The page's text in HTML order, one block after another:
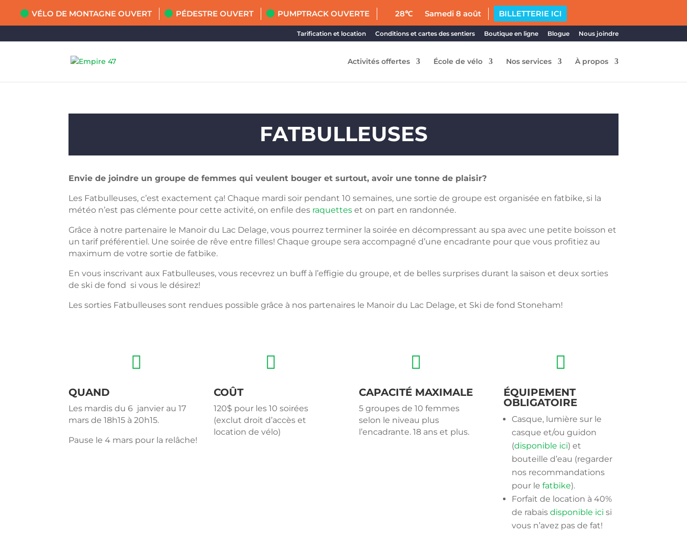
VÉLO DE MONTAGNE OUVERT PÉDESTRE OUVERT PUMPTRACK OUVERTE 28℃ Samedi 8 août BILLETTERIE ICI
Tarification et location Conditions et cartes des sentiers Boutique en ligne Blogue Nous joindre
Activités offertes École de vélo Nos services À propos
FATBULLEUSES
Envie de joindre un groupe de femmes qui veulent bouger et surtout, avoir une tonne de plaisir?
Les Fatbulleuses, c’est exactement ça! Chaque mardi soir pendant 10 semaines, une sortie de groupe est organisée en fatbike, si la
météo n’est pas clémente pour cette activité, on enfile des raquettes et on part en randonnée.
Grâce à notre partenaire le Manoir du Lac Delage, vous pourrez terminer la soirée en décompressant au spa avec une petite boisson et
un tarif préférentiel. Une soirée de rêve entre filles! Chaque groupe sera accompagné d’une encadrante pour que vous profitiez au
maximum de votre sortie de fatbike.
En vous inscrivant aux Fatbulleuses, vous recevrez un buff à l’effigie du groupe, et de belles surprises durant la saison et deux sorties
de ski de fond si vous le désirez!
Les sorties Fatbulleuses sont rendues possible grâce à nos partenaires le Manoir du Lac Delage, et Ski de fond Stoneham!

QUAND
Les mardis du 6 janvier au 17
mars de 18h15 à 20h15.
Pause le 4 mars pour la relâche!

COÛT
120$ pour les 10 soirées
(exclut droit d’accès et
location de vélo)

CAPACITÉ MAXIMALE
5 groupes de 10 femmes
selon le niveau plus
l’encadrante. 18 ans et plus.

ÉQUIPEMENT
OBLIGATOIRE
Casque, lumière sur le
casque et/ou guidon
(disponible ici) et
bouteille d’eau (regarder
nos recommandations
pour lefatbike).
Forfait de location à 40%
de rabaisdisponible ici si
vous n’avez pas de fat!